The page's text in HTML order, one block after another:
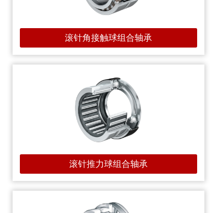
滚针角接触球组合轴承
滚针推力球组合轴承